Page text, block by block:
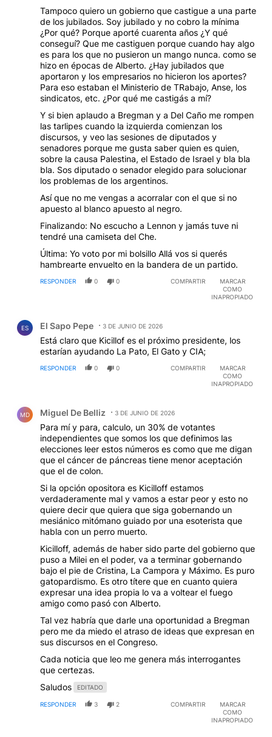
Tampoco quiero un gobierno que castigue a una parte
de los jubilados. Soy jubilado y no cobro la mínima
¿Por qué? Porque aporté cuarenta años ¿Y qué
conseguí? Que me castiguen porque cuando hay algo
es para los que no pusieron un mango nunca. como se
hizo en épocas de Alberto. ¿Hay jubilados que
aportaron y los empresarios no hicieron los aportes?
Para eso estaban el Ministerio de TRabajo, Anse, los
sindicatos, etc. ¿Por qué me castigás a mí?
Y si bien aplaudo a Bregman y a Del Caño me rompen
las tarlipes cuando la izquierda comienzan los
discursos, y veo las sesiones de diputados y
senadores porque me gusta saber quien es quien,
sobre la causa Palestina, el Estado de Israel y bla bla
bla. Sos diputado o senador elegido para solucionar
los problemas de los argentinos.
Así que no me vengas a acorralar con el que si no
apuesto al blanco apuesto al negro.
Finalizando: No escucho a Lennon y jamás tuve ni
tendré una camiseta del Che.
Última: Yo voto por mi bolsillo Allá vos si querés
hambrearte envuelto en la bandera de un partido.
RESPONDER 0 0 COMPARTIR
MARCAR
COMO
INAPROPIADO
ES El Sapo Pepe 3 DE JUNIO DE 2026
Está claro que Kicillof es el próximo presidente, los
estarían ayudando La Pato, El Gato y CIA;
RESPONDER 0 0 COMPARTIR
MARCAR
COMO
INAPROPIADO
MD Miguel De Belliz 3 DE JUNIO DE 2026
Para mí y para, calculo, un 30% de votantes
independientes que somos los que definimos las
elecciones leer estos números es como que me digan
que el cáncer de páncreas tiene menor aceptación
que el de colon.
Si la opción opositora es Kicilloff estamos
verdaderamente mal y vamos a estar peor y esto no
quiere decir que quiera que siga gobernando un
mesiánico mitómano guiado por una esoterista que
habla con un perro muerto.
Kicilloff, además de haber sido parte del gobierno que
puso a Milei en el poder, va a terminar gobernando
bajo el pie de Cristina, La Campora y Máximo. Es puro
gatopardismo. Es otro títere que en cuanto quiera
expresar una idea propia lo va a voltear el fuego
amigo como pasó con Alberto.
Tal vez habría que darle una oportunidad a Bregman
pero me da miedo el atraso de ideas que expresan en
sus discursos en el Congreso.
Cada noticia que leo me genera más interrogantes
que certezas.
Saludos
EDITADO
RESPONDER 3 2 COMPARTIR
MARCAR
COMO
INAPROPIADO